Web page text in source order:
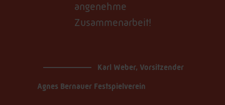
angenehme
Zusammenarbeit!
Karl Weber, Vorsitzender
Agnes Bernauer Festspielverein